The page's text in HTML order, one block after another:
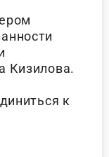
Кизилова.
к